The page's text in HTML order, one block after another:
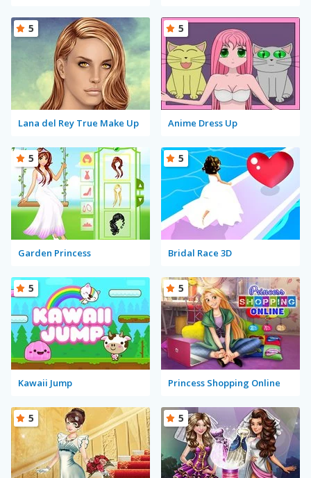
Lana del Rey True Make Up
5
Anime Dress Up
5
Garden Princess
5
Bridal Race 3D
5
Kawaii Jump
5
Princess Shopping Online
5
5 5